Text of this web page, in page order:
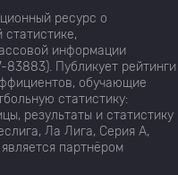
ресурс о
статистике,
информации
Публикует рейтинги
обучающие
статистику:
результаты и статистику
Ла Лига, Серия А,
партнёром